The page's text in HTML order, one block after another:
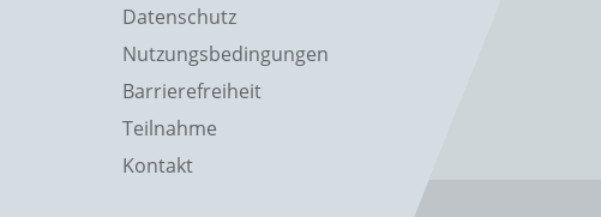
Datenschutz
Nutzungsbedingungen
Barrierefreiheit
Teilnahme
Kontakt